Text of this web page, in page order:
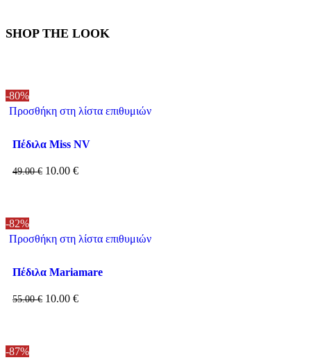
SHOP THE LOOK
-80%
Προσθήκη στη λίστα επιθυμιών
Πέδιλα Miss NV
49.00€ 10.00 €
-82%
Προσθήκη στη λίστα επιθυμιών
Πέδιλα Mariamare
55.00€ 10.00 €
-87%